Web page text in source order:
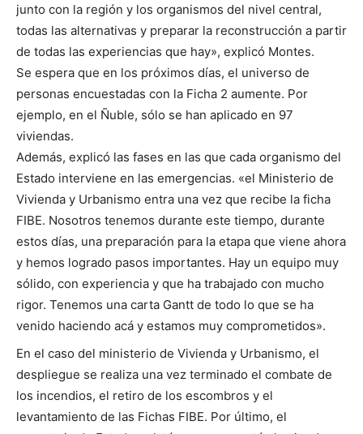
junto con la región y los organismos del nivel central,
todas las alternativas y preparar la reconstrucción a partir
de todas las experiencias que hay», explicó Montes.
Se espera que en los próximos días, el universo de
personas encuestadas con la Ficha 2 aumente. Por
ejemplo, en el Ñuble, sólo se han aplicado en 97
viviendas.
Además, explicó las fases en las que cada organismo del
Estado interviene en las emergencias. «el Ministerio de
Vivienda y Urbanismo entra una vez que recibe la ficha
FIBE. Nosotros tenemos durante este tiempo, durante
estos días, una preparación para la etapa que viene ahora
y hemos logrado pasos importantes. Hay un equipo muy
sólido, con experiencia y que ha trabajado con mucho
rigor. Tenemos una carta Gantt de todo lo que se ha
venido haciendo acá y estamos muy comprometidos».
En el caso del ministerio de Vivienda y Urbanismo, el
despliegue se realiza una vez terminado el combate de
los incendios, el retiro de los escombros y el
levantamiento de las Fichas FIBE. Por último, el